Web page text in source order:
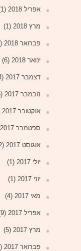
אפריל 2018 (1)
מרץ 2018 (1)
פברואר 2018 (3)
ינואר 2018 (6)
דצמבר 2017 (4)
נובמבר 2017 (5)
אוקטובר 2017
ספטמבר 2017
אוגוסט 2017 (2)
יולי 2017 (1)
יוני 2017 (1)
מאי 2017 (4)
אפריל 2017 (9)
מרץ 2017 (5)
פברואר 2017 (3)